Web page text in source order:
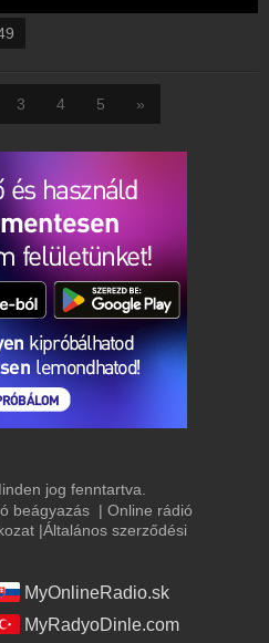
3 4 5 »
jog fenntartva.
beágyazás | Online rádió
|Általános szerződési
MyOnlineRadio.sk
MyRadyoDinle.com